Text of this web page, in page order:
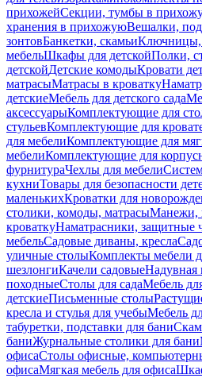
прихожейСекции, тумбы в
хранения в прихожуюВешалки,
зонтовБанкетки, скамьиКлючницы,
мебельШкафы для детскойПолки,
детскойДетские комодыКровати
матрасыМатрасы в кроватку
детскиеМебель для детского сада
аксессуарыКомплектующие для
стульевКомплектующие для
для мебелиКомплектующие для
мебелиКомплектующие для
фурнитураЧехлы для мебели
кухниТовары для безопасности
маленькихКроватки для
столики, комоды, матрасыМанежи,
кроваткуНаматрасники, защитные
мебельСадовые диваны, кресла
уличные столыКомплекты мебели
шезлонгиКачели садовыеНадувная
походныеСтолы для садаМебель
детскиеПисьменные столы
кресла и стулья для учебыМебель
табуретки, подставки для бани
баниЖурнальные столики для бани
офисаСтолы офисные,
офисаМягкая мебель для офиса